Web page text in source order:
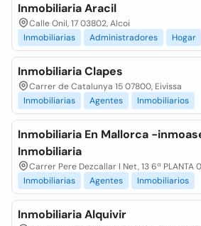
Inmobiliaria Aracil
Calle Onil, 17 03802, Alcoi
Inmobiliarias
Administradores Hogar
Inmobiliaria Clapes
Carrer de Catalunya 15 07800, Eivissa
Inmobiliarias
Agentes Inmobiliarios
Inmobiliaria En Mallorca -
Inmobiliaria
Carrer Pere Dezcallar I Net, 13 6ª PLANTA
Inmobiliarias
Agentes Inmobiliarios
Inmobiliaria Alquivir